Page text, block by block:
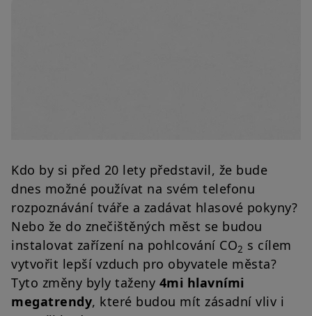
Kdo by si před 20 lety představil, že bude
dnes možné používat na svém telefonu
rozpoznávání tváře a zadávat hlasové pokyny?
Nebo že do znečištěných měst se budou
instalovat zařízení na pohlcování CO2 s cílem
vytvořit lepší vzduch pro obyvatele města?
Tyto změny byly taženy 4mi hlavními
megatrendy, které budou mít zásadní vliv i